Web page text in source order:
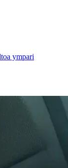
ympari